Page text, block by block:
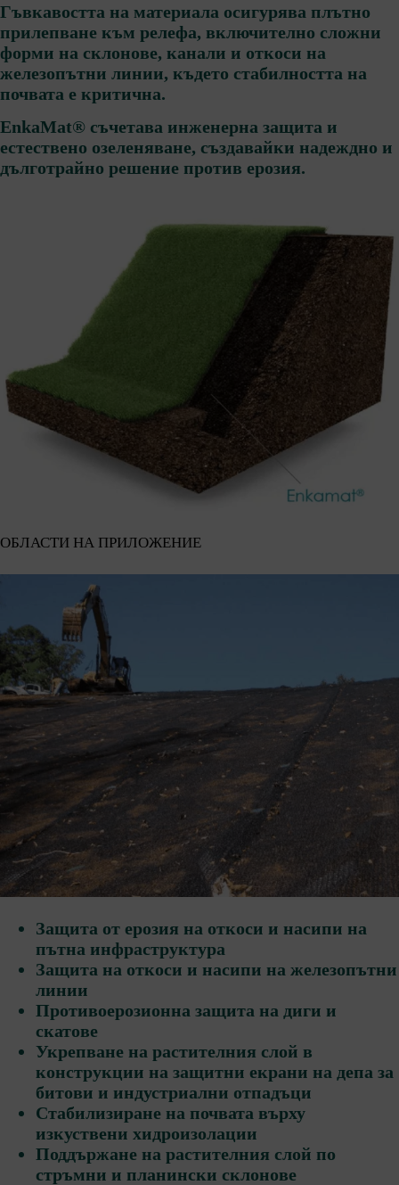
Гъвкавостта на материала осигурява плътно
прилепване към релефа, включително сложни
форми на склонове, канали и откоси на
железопътни линии, където стабилността на
почвата е критична.
EnkaMat® съчетава инженерна защита и
естествено озеленяване, създавайки надеждно и
дълготрайно решение против ерозия.
ОБЛАСТИ НА ПРИЛОЖЕНИЕ
Защита от ерозия на откоси и насипи на
пътна инфраструктура
Защита на откоси и насипи на железопътни
линии
Противоерозионна защита на диги и
скатове
Укрепване на растителния слой в
конструкции на защитни екрани на депа за
битови и индустриални отпадъци
Стабилизиране на почвата върху
изкуствени хидроизолации
Поддържане на растителния слой по
стръмни и планински склонове